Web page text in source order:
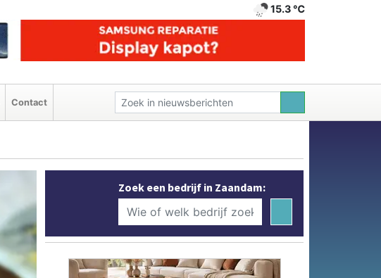
15.3 ℃
Contact
Zoek een bedrijf in Zaandam: